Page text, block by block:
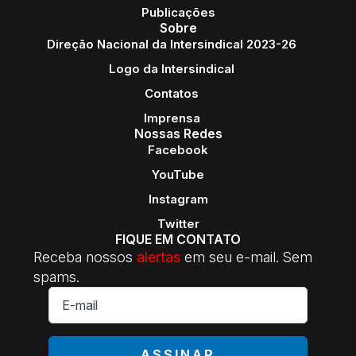
Publicações
Sobre
Direção Nacional da Intersindical 2023-26
Logo da Intersindical
Contatos
Imprensa
Nossas Redes
Facebook
YouTube
Instagram
Twitter
FIQUE EM CONTATO
Receba nossos alertas em seu e-mail. Sem
spams.
E-
mail
*